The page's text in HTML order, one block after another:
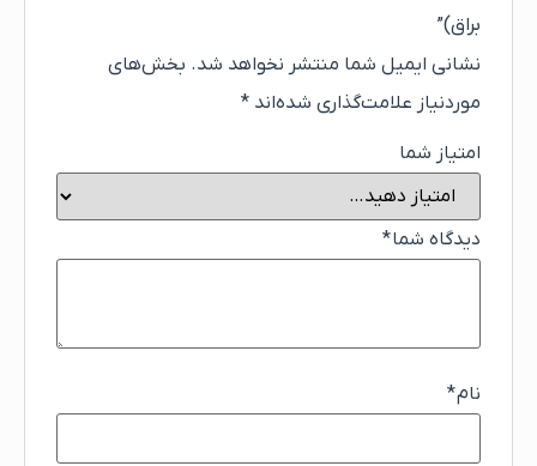
براق)”
نشانی ایمیل شما منتشر نخواهد شد. بخش‌های
موردنیاز علامت‌گذاری شده‌اند *
امتیاز شما
دیدگاه شما*
نام*